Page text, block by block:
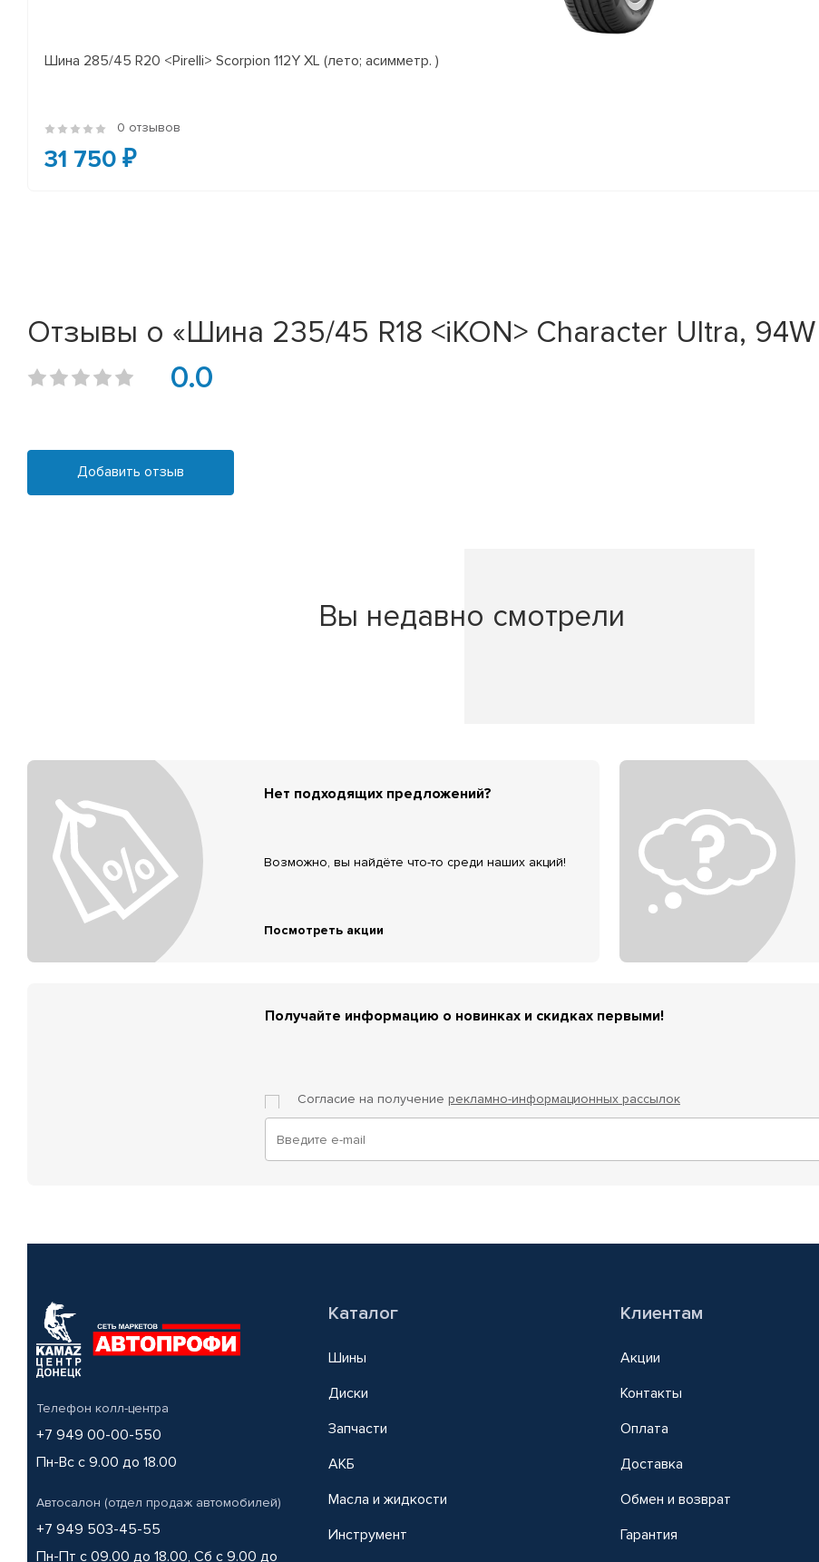
Шина 285/45 R20 <Pirelli> Scorpion 112Y XL (лето; асимметр. )
0 отзывов
31 750 ₽
Отзывы о «Шина 235/45 R18 <iKON> Character Ultra, 94W
0.0
Добавить отзыв
Вы недавно смотрели
Нет подходящих предложений?
Возможно, вы найдёте что-то среди наших акций!
Посмотреть акции
Получайте информацию о новинках и скидках первыми!
Согласие на получение рекламно-информационных рассылок
Телефон колл-центра
+7 949 00-00-550
Пн-Вс с 9.00 до 18.00
Автосалон (отдел продаж автомобилей)
+7 949 503-45-55
Пн-Пт с 09.00 до 18.00, Сб с 9.00 до
Каталог
Шины
Диски
Запчасти
АКБ
Масла и жидкости
Инструмент
Клиентам
Акции
Контакты
Оплата
Доставка
Обмен и возврат
Гарантия